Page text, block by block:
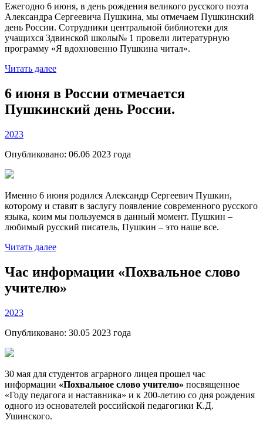
Ежегодно 6 июня, в день рождения великого русского поэта
Александра Сергеевича Пушкина, мы отмечаем Пушкинский
день России. Сотрудники центральной библиотеки для
учащихся Здвинской школы№ 1 провели литературную
программу «Я вдохновенно Пушкина читал».
Читать далее
6 июня в России отмечается
Пушкинский день России.
2023
Опубликовано: 06.06 2023 года
Именно 6 июня родился Александр Сергеевич Пушкин,
которому и ставят в заслугу появление современного русского
языка, коим мы пользуемся в данный момент. Пушкин –
любимый русский писатель, Пушкин – это наше все.
Читать далее
Час информации «Похвальное слово
учителю»
2023
Опубликовано: 30.05 2023 года
30 мая для студентов аграрного лицея прошел час
информации «Похвальное слово учителю» посвященное
«Году педагога и наставника» и к 200-летию со дня рождения
одного из основателей российской педагогики К.Д.
Ушинского.